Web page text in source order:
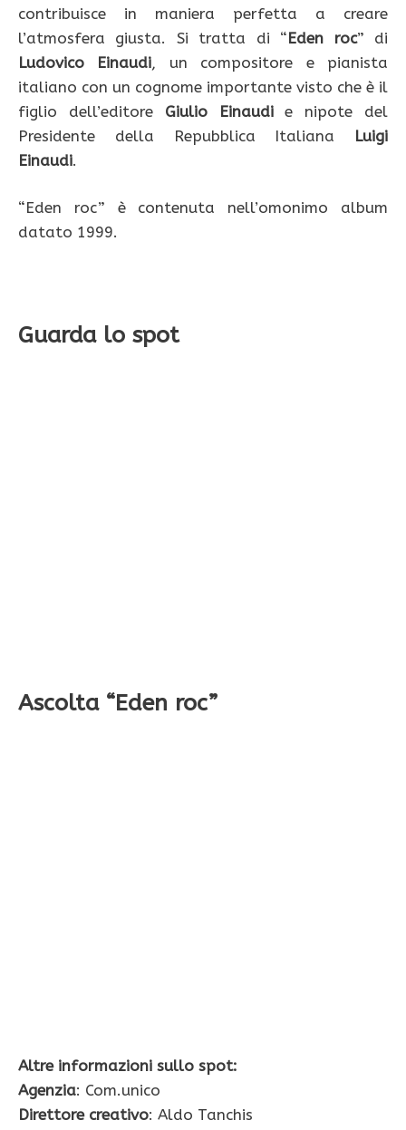
contribuisce in maniera perfetta a creare
l’atmosfera giusta. Si tratta di “Eden roc” di
Ludovico Einaudi, un compositore e pianista
italiano con un cognome importante visto che è il
figlio dell’editore Giulio Einaudie nipote del
Presidente della Repubblica Italiana Luigi
Einaudi.
“Eden roc” è contenuta nell’omonimo album
datato 1999.
Guarda lo spot
Ascolta “Eden roc”
Altre informazioni sullo spot:
Agenzia: Com.unico
Direttore creativo: Aldo Tanchis